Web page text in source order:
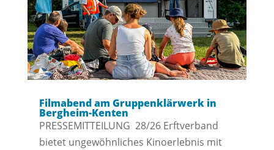
Filmabend am Gruppenklärwerk in
Bergheim-Kenten
PRESSEMITTEILUNG 28/26 Erftverband
bietet ungewöhnliches Kinoerlebnis mit